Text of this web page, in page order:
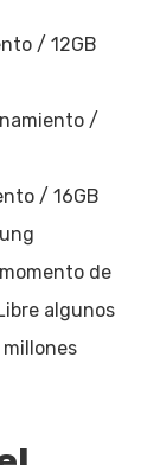
/ 12GB
/
/ 16GB
de
algunos